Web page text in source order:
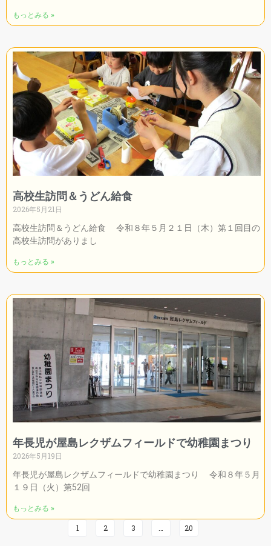
もっとみる »
高校生訪問＆うどん給食
2026年5月21日
高校生訪問＆うどん給食 令和８年５月２１日（木）第１回目の
高校生訪問がありまし
もっとみる »
年長児が屋島レクザムフィールドで幼稚園まつり
2026年5月19日
年長児が屋島レクザムフィールドで幼稚園まつり 令和８年５月
１９日（火）第52回
もっとみる »
1 2 3 … 20